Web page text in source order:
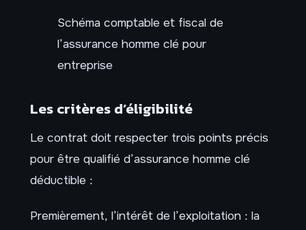
Schéma comptable et fiscal de
l’assurance homme clé pour
entreprise
Les critères d’éligibilité
Le contrat doit respecter trois points précis
pour être qualifié d’assurance homme clé
déductible :
Premièrement, l’intérêt de l’exploitation : la